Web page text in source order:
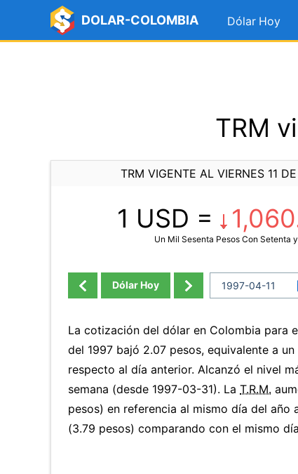
DOLAR-COLOMBIA Dólar Hoy
TRM
TRM VIGENTE AL VIERNES 11
1 USD =
Un Mil Sesenta Pesos Con Setenta
Dólar Hoy
La cotización del dólar en Colombia para
del 1997 bajó 2.07 pesos, equivalente a
respecto al día anterior. Alcanzó el nivel
semana (desde 1997-03-31). La T.R.M.
pesos) en referencia al mismo día del año
(3.79 pesos) comparando con el mismo